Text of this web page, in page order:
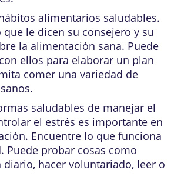
alimentarios saludables.
que le dicen su consejero y su
la alimentación sana. Puede
ellos para elaborar un plan
comer una variedad de
saludables de manejar el
el estrés es importante en
Encuentre lo que funciona
Puede probar cosas como
diario, hacer voluntariado, leer o